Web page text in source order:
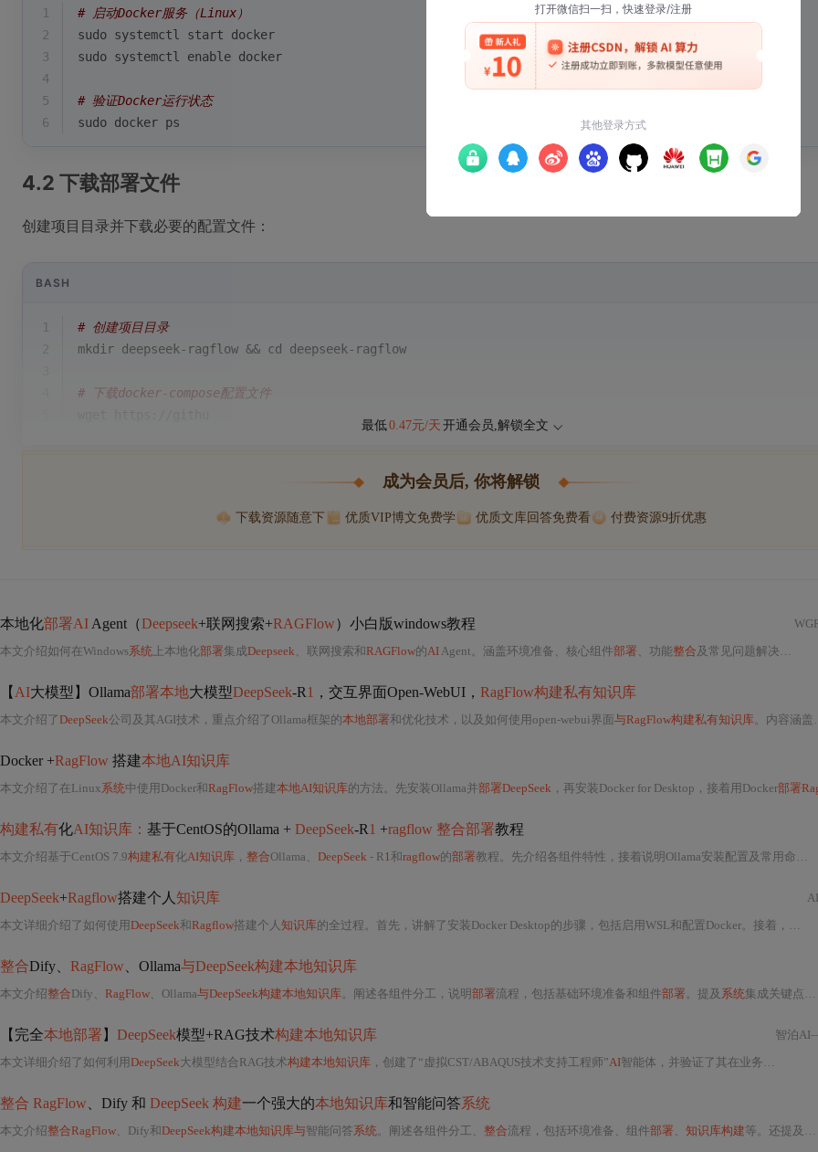
1
# 启动Docker服务（Linux）
2
sudo systemctl start docker
3
sudo systemctl enable docker
4
5
# 验证Docker运行状态
6
sudo docker ps
4.2 下载部署文件
创建项目目录并下载必要的配置文件：
BASH
1
# 创建项目目录
mkdir deepseek-ragflow && cd
deepseek-ragflow
# 下载docker-compose配置文件
最低0.47元/天 开通会员,解锁全文
成为会员后, 你将解锁
下载资源随意下 优质VIP博文免费学 优质文库回答免费看 付费资源9折优惠
本地化部署AI Agent（Deepseek+联网搜索+RAGFlow）小白版windows教程
本文介绍如何在Windows系统 上本地化部署集成Deepseek 、联网搜索和RAGFlow的AI Agent。涵盖环境准备、核心组件部署、功能整合及常见问题解决，帮助用户
【 AI大模型】Ollama部署本地大模型DeepSeek-R1 ，交互界面Open-WebUI， RagFlow构建私有知识库
本文介绍了DeepSeek公司及其AGI技术，重点介绍了Ollama框架的本地部署和优化技术，以及如何使用open-webui界面与RagFlow构建私有知识库。内容涵盖了
Docker +RagFlow 搭建本地AI知识库
本文介绍了在Linux系统中使用Docker和RagFlow搭建本地AI知识库的方法。先安装Ollama并部署DeepSeek ，再安装Docker for Desktop，接着用Docker部署
构建私有化AI知识库： 基于CentOS的Ollama + DeepSeek-R1 +ragflow 整合部署教程
本文介绍基于CentOS 7.9构建私有化AI知识库 ， 整合Ollama、 DeepSeek - R1和ragflow的部署教程。先介绍各组件特性，接着说明Ollama安装配置及常用命令，然后阐述
DeepSeek+Ragflow搭建个人 知识库
本文详细介绍了如何使用DeepSeek和Ragflow搭建个人 知识库的全过程。首先，讲解了安装Docker Desktop的步骤，包括启用WSL和配置Docker。接着， 部署
整合Dify、 RagFlow 、Ollama与DeepSeek构建本地知识库
本文介绍整合Dify、 RagFlow、Ollama与DeepSeek构建本地知识库。阐述各组件分工，说明部署流程，包括基础环境准备和组件部署。提及 系统集成关键点、性能调优方法，列举企业合同解析、科研知识管理等典型应用场景，还说明了安全
【完全本地部署 】 DeepSeek模型+RAG技术构建本地知识库
本文详细介绍了如何利用DeepSeek大模型结合RAG技术构建本地知识库 ，创建了“虚拟CST/ABAQUS技术支持工程师”AI智能体，并验证了其在业务中的实际应用效果。文章还探讨了完全
智泊
整合 RagFlow ‌、‌Dify‌ 和 ‌ DeepSeek 构建一个强大的本地知识库和智能问答系统
本文介绍整合RagFlow、Dify和DeepSeek构建本地知识库与智能问答系统。阐述各组件分工、 整合流程，包括环境准备、组件部署、 知识库构建等。还提及典型应用场景、选型建议及注意事项，同时给出Dify使用教程和Ollama